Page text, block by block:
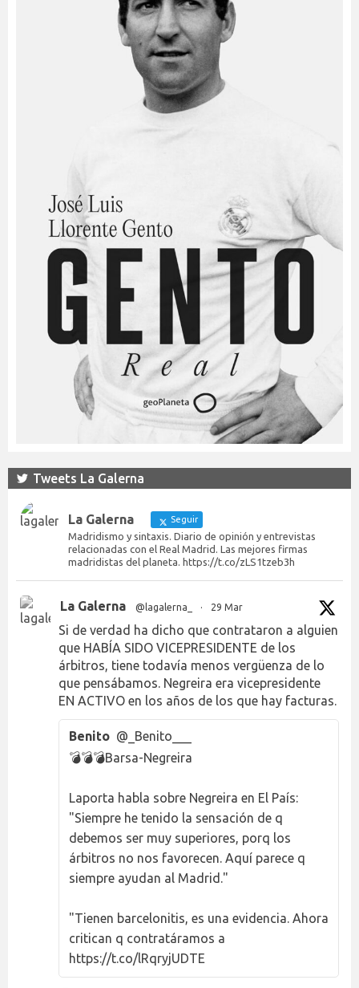
Tweets La Galerna
La Galerna Seguir
Madridismo y sintaxis. Diario de opinión y entrevistas
relacionadas con el Real Madrid. Las mejores firmas
madridistas del planeta. https://t.co/zLS1tzeb3h
La Galerna @lagalerna_ · 29 Mar
Si de verdad ha dicho que contrataron a alguien
que HABÍA SIDO VICEPRESIDENTE de los
árbitros, tiene todavía menos vergüenza de lo
que pensábamos. Negreira era vicepresidente
EN ACTIVO en los años de los que hay facturas.
Benito @_Benito___
💣💣💣Barsa-Negreira
Laporta habla sobre Negreira en El País:
"Siempre he tenido la sensación de q
debemos ser muy superiores, porq los
árbitros no nos favorecen. Aquí parece q
siempre ayudan al Madrid."
"Tienen barcelonitis, es una evidencia. Ahora
critican q contratáramos a
https://t.co/lRqryjUDTE